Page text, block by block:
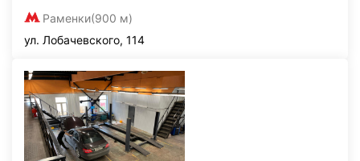
Раменки(900 м)
ул. Лобачевского, 114